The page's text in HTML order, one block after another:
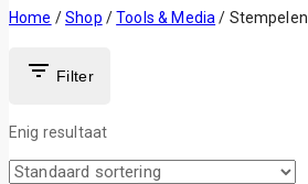
Home /Shop /Tools & Media / Stempelen
Filter
Enig resultaat